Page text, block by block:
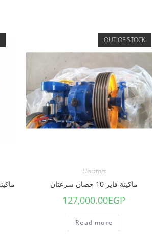
OUT OF STOCK
Elevators
ماكينة فاير 10 حصان سرعتان
127,000.00EGP
Read more